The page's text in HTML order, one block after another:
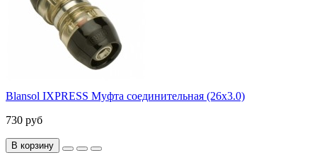
Blansol IXPRESS Муфта соединительная (26х3.0)
730 руб
В корзину